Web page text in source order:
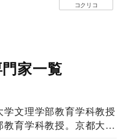
コクリコ
家一覧
文理学部教育学科教授
教育学科教授。京都大学